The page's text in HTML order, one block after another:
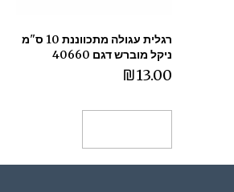
רגלית עגולה מתכווננת 10 ס"מ
ניקל מוברש דגם 40660
₪13.00